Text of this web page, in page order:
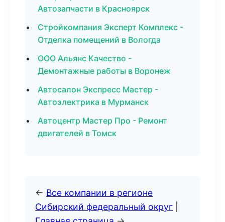
Автозапчасти в Красноярск
Стройкомпания Эксперт Комплекс -
Отделка помещений в Вологда
ООО Альянс Качество -
Демонтажные работы в Воронеж
Автосалон Экспресс Мастер -
Автоэлектрика в Мурманск
Автоцентр Мастер Про - Ремонт
двигателей в Томск
← Все компании в регионе
Сибирский федеральный округ